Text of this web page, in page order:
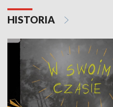
HISTORIA